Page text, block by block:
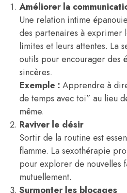
Améliorer la
Une relation intime
des partenaires à exprimer
limites et leurs attentes. La
outils pour encourager des
sincères.
Exemple : Apprendre à
de temps avec toi” au lieu
même.
Raviver le désir
Sortir de la routine est
flamme. La sexothérapie
pour explorer de nouvelles
mutuellement.
Surmonter les blocages